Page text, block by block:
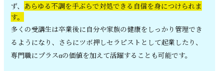
ず、 あらゆる不調を手ぶらで対処できる自信を身につけられま
す。
多くの受講生は卒業後に自分や家族の健康をしっかり管理でき
るようにな り、さらにツボ押しセラピストとして起業したり、
専門職にプラスαの価値を加えて活躍することも可能です。